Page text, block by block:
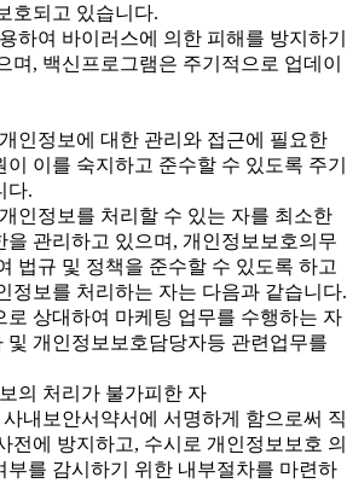
호되고 있습니다.
하여 바이러스에 의한 피해를 방지하기
며, 백신프로그램은 주기적으로 업데이
인정보에 대한 관리와 접근에 필요한
이를 숙지하고 준수할 수 있도록 주기
다.
인정보를 처리할 수 있는 자를 최소한
을 관리하고 있으며, 개인정보보호의무
법규 및 정책을 준수할 수 있도록 하고
정보를 처리하는 자는 다음과 같습니다.
상대하여 마케팅 업무를 수행하는 자
개인정보보호담당자등 관련업무를
의 처리가 불가피한 자
내보안서약서에 서명하게 함으로써 직
전에 방지하고, 수시로 개인정보보호 의
부를 감시하기 위한 내부절차를 마련하